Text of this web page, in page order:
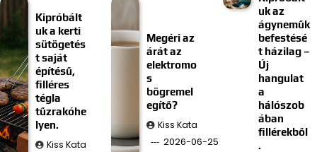
Kipróbált
uk a kerti
sütögetés
t saját
építésű,
filléres
tégla
tűzrakóhe
lyen.
Kiss Kata
Megéri az
árát az
elektromo
s
bögremel
egítő?
Kiss Kata
2026-06-25
uk az
ágyneműk
befestésé
t házilag –
Új
hangulat
a
hálószob
ában
fillérekből
.